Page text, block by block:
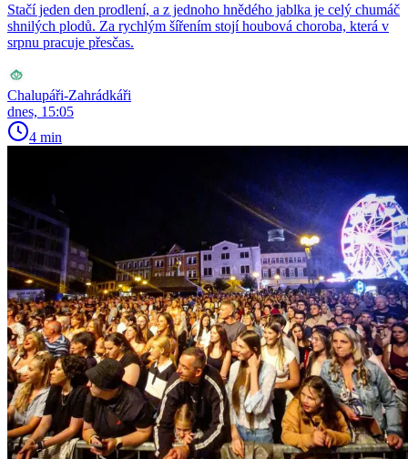
Stačí jeden den prodlení, a z jednoho hnědého jablka je celý chumáč
shnilých plodů. Za rychlým šířením stojí houbová choroba, která v
srpnu pracuje přesčas.
Chalupáři-Zahrádkáři
dnes, 15:05
4 min